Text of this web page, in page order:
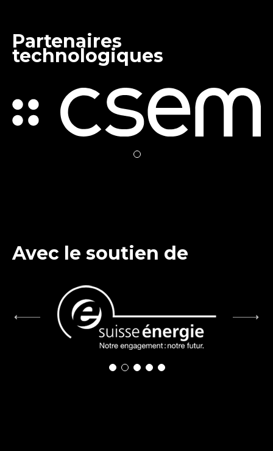
Partenaires
technologiques
Avec le soutien de
Commune de Hauterive